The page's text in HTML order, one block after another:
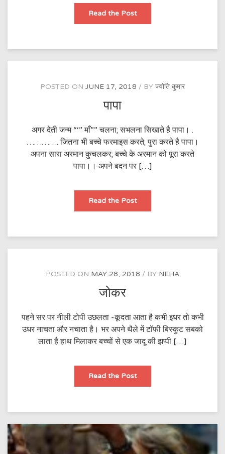
Read the Postबचपन
POSTED ON JUNE 17, 2018 BY ज्योति कुमार
पापा
अगर देती जन्म “‘” माँ”” चलना; सभलना सिखाते है पापा। .
…………. जितना भी बच्चे फरमाइस करते; पुरा करते है पापा।
अपना सारा अरमान कुचलकर; बच्चे के अरमान को पूरा करते
पापा।। अपने बदन पर […]
Read the Postपापा
POSTED ON MAY 28, 2018 BY NEHA
जोकर
पहने सर पर नीली टोपी उछलता -कूदता आता है कभी इधर तो कभी
उधर नाचता और नचाता है। भर अपने थैले में टॉफी बिस्कुट सबको
लाता है हाथ मिलाकर बच्चों से एक जादू की झप्पी […]
Read the Postजोकर